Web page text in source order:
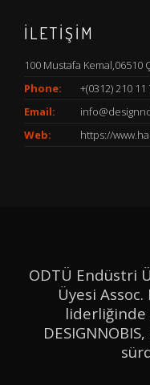
İLETİŞİM
100 Mustafa Kemal,06510
Phone:
+(0312) 210 11
Email:
Web:
https://
ODTÜ Endüstri
Üyesi
liderliğinde